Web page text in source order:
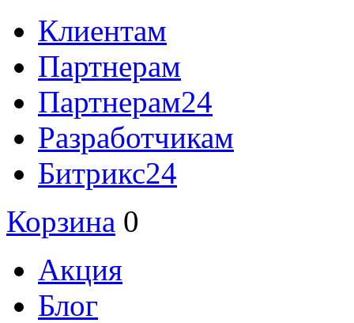
Клиентам
Партнерам
Партнерам24
Разработчикам
Битрикс24
Корзина 0
Акция
Блог